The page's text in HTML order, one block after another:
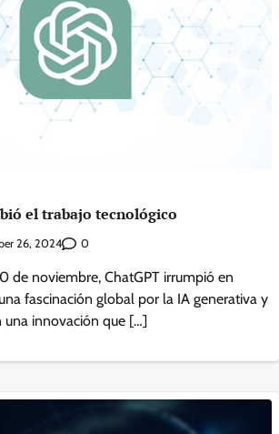
el trabajo tecnológico
26, 2024 0
de noviembre, ChatGPT irrumpió en
fascinación global por la IA generativa y
innovación que […]